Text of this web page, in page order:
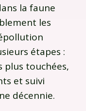
la faune
les
étapes :
plus touchées,
et suivi
décennie.